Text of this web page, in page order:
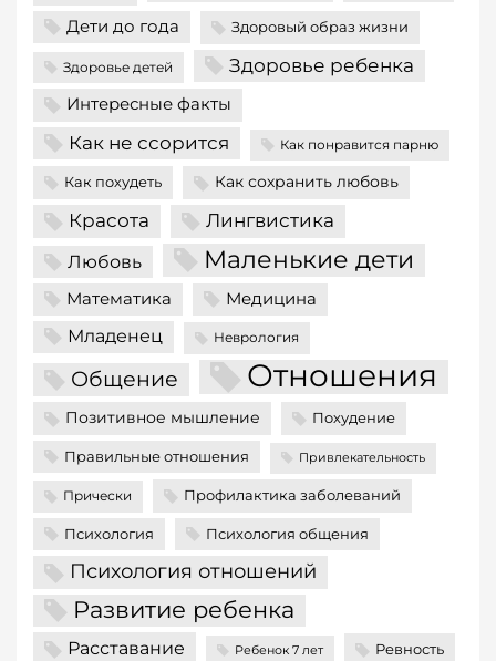
Дети до года Здоровый образ жизни
Здоровье детей Здоровье ребенка
Интересные факты
Как не ссорится Как понравится парню
Как похудеть Как сохранить любовь
Красота Лингвистика
Любовь Маленькие дети
Математика Медицина
Младенец Неврология
Общение Отношения
Позитивное мышление Похудение
Правильные отношения Привлекательность
Прически Профилактика заболеваний
Психология Психология общения
Психология отношений
Развитие ребенка
Расставание Ребенок 7 лет Ревность